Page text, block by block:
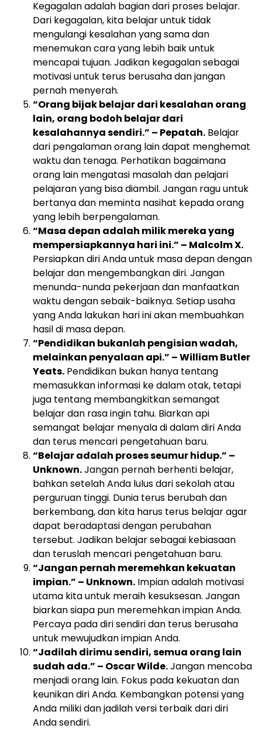
Kegagalan adalah bagian dari proses belajar.
Dari kegagalan, kita belajar untuk tidak
mengulangi kesalahan yang sama dan
menemukan cara yang lebih baik untuk
mencapai tujuan. Jadikan kegagalan sebagai
motivasi untuk terus berusaha dan jangan
pernah menyerah.
“Orang bijak belajar dari kesalahan orang
lain, orang bodoh belajar dari
kesalahannya sendiri.” – Pepatah. Belajar
dari pengalaman orang lain dapat menghemat
waktu dan tenaga. Perhatikan bagaimana
orang lain mengatasi masalah dan pelajari
pelajaran yang bisa diambil. Jangan ragu untuk
bertanya dan meminta nasihat kepada orang
yang lebih berpengalaman.
“Masa depan adalah milik mereka yang
mempersiapkannya hari ini.” – Malcolm X.
Persiapkan diri Anda untuk masa depan dengan
belajar dan mengembangkan diri. Jangan
menunda-nunda pekerjaan dan manfaatkan
waktu dengan sebaik-baiknya. Setiap usaha
yang Anda lakukan hari ini akan membuahkan
hasil di masa depan.
“Pendidikan bukanlah pengisian wadah,
melainkan penyalaan api.” – William Butler
Yeats. Pendidikan bukan hanya tentang
memasukkan informasi ke dalam otak, tetapi
juga tentang membangkitkan semangat
belajar dan rasa ingin tahu. Biarkan api
semangat belajar menyala di dalam diri Anda
dan terus mencari pengetahuan baru.
“Belajar adalah proses seumur hidup.” –
Unknown.Jangan pernah berhenti belajar,
bahkan setelah Anda lulus dari sekolah atau
perguruan tinggi. Dunia terus berubah dan
berkembang, dan kita harus terus belajar agar
dapat beradaptasi dengan perubahan
tersebut. Jadikan belajar sebagai kebiasaan
dan teruslah mencari pengetahuan baru.
“Jangan pernah meremehkan kekuatan
impian.” – Unknown. Impian adalah motivasi
utama kita untuk meraih kesuksesan. Jangan
biarkan siapa pun meremehkan impian Anda.
Percaya pada diri sendiri dan terus berusaha
untuk mewujudkan impian Anda.
“Jadilah dirimu sendiri, semua orang lain
sudah ada.” – Oscar Wilde.Jangan mencoba
menjadi orang lain. Fokus pada kekuatan dan
keunikan diri Anda. Kembangkan potensi yang
Anda miliki dan jadilah versi terbaik dari diri
Anda sendiri.